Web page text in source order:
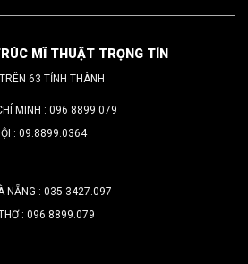
MĨ THUẬT TRỌNG TÍN
63 TỈNH THÀNH
MINH : 096 8899 079
: 09.8899.0364
NẴNG : 035.3427.097
: 096.8899.079